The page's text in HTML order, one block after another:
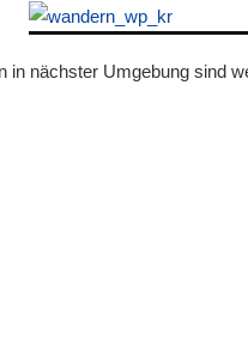
in nächster Umgebung sind